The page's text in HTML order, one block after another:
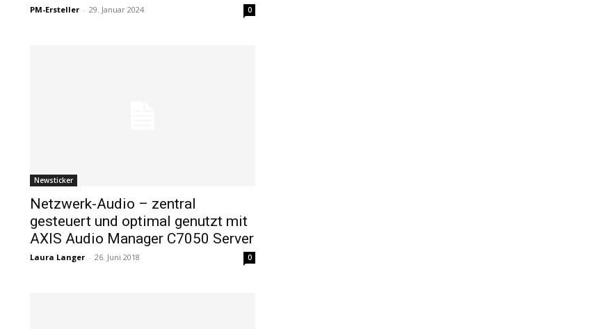
PM-Ersteller - 29. Januar 2024 0
Newsticker
Netzwerk-Audio – zentral
gesteuert und optimal genutzt mit
AXIS Audio Manager C7050 Server
Laura Langer - 26. Juni 2018 0